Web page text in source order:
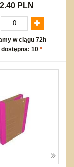
PLN
w ciągu 72h
10 *